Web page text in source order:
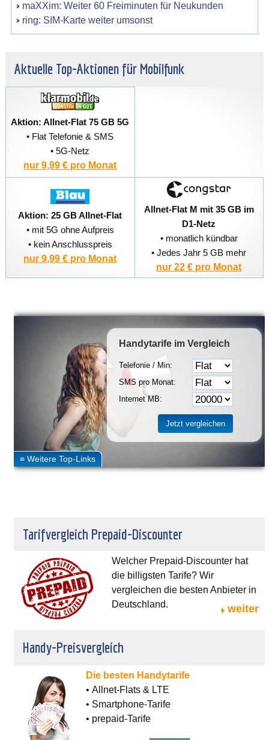
maXXim: Weiter 60 Freiminuten für Neukunden
ring: SIM-Karte weiter umsonst
Aktuelle Top-Aktionen für Mobilfunk
Aktion: Allnet-Flat 75 GB 5G
• Flat Telefonie & SMS
• 5G-Netz
nur 9,99 € pro Monat
Aktion: 25 GB Allnet-Flat
• mit 5G ohne Aufpreis
• kein Anschlusspreis
nur 9,99 € pro Monat
Allnet-Flat M mit 35 GB im
D1-Netz
• monatlich kündbar
• Jedes Jahr 5 GB mehr
nur 22 € pro Monat
Handytarife im Vergleich
Telefonie / Min:
SMS pro Monat:
Internet MB:
Tarifvergleich Prepaid-Discounter
Welcher Prepaid-Discounter hat
die billigsten Tarife? Wir
vergleichen die besten Anbieter in
Deutschland.
weiter
Handy-Preisvergleich
Die besten Handytarife
• Allnet-Flats & LTE
• Smartphone-Tarife
• prepaid-Tarife